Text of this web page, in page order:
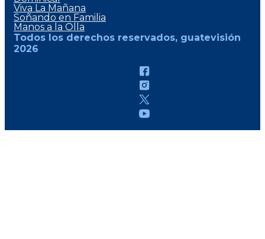
Viva La Mañana
Soñando en Familia
Manos a la Olla
Todos los derechos reservados, guatevisión
2026